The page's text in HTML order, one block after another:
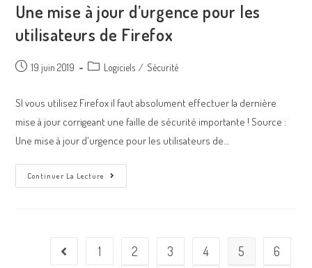
Une mise à jour d’urgence pour les
utilisateurs de Firefox
19 juin 2019 Logiciels / Sécurité
SI vous utilisez Firefox il faut absolument effectuer la dernière
mise à jour corrigeant une faille de sécurité importante ! Source :
Une mise à jour d'urgence pour les utilisateurs de…
Continuer La Lecture
1 2 3 4 5 6